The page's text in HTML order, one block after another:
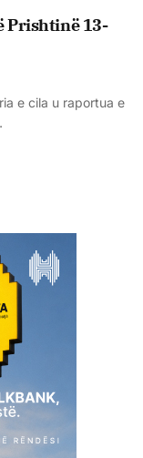
Prishtinë 13-
e cila u raportua e